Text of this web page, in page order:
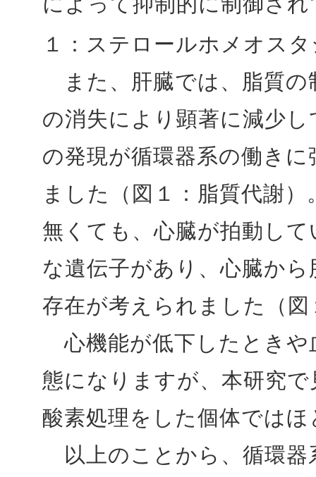
１：ステロールホメオス
また、肝臓では、脂質の
の消失により顕著に減少
の発現が循環器系の働き
ました（図１：脂質代謝
無くても、心臓が拍動し
な遺伝子があり、心臓か
存在が考えられました（
心機能が低下したときや
態になりますが、本研究
酸素処理をした個体では
以上のことから、循環器